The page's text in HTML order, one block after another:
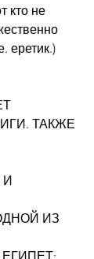
кто не
еретик.)
ТАКЖЕ
И
ИЗ